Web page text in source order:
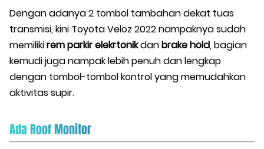
Dengan adanya 2 tombol tambahan dekat tuas
transmisi, kini Toyota Veloz 2022 nampaknya sudah
memilikirem parkir elekrtonikdanbrake hold, bagian
kemudi juga nampak lebih penuh dan lengkap
dengan tombol-tombol kontrol yang memudahkan
aktivitas supir.
Ada Roof Monitor